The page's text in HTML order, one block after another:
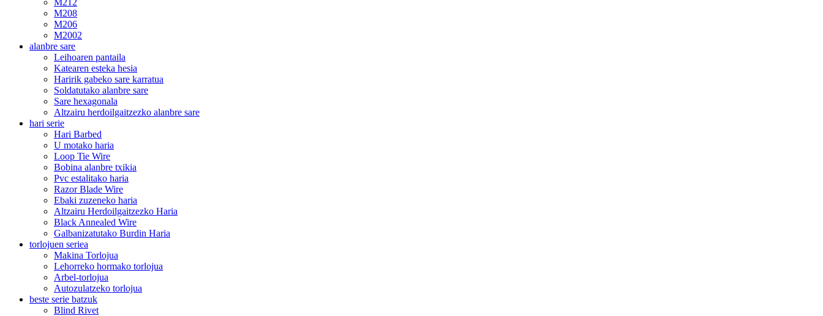
M208
M206
M2002
alanbre sare
Leihoaren pantaila
Katearen esteka hesia
Haririk gabeko sare karratua
Soldatutako alanbre sare
Sare hexagonala
Altzairu herdoilgaitzezko alanbre sare
hari serie
Hari Barbed
U motako haria
Loop Tie Wire
Bobina alanbre txikia
Pvc estalitako haria
Razor Blade Wire
Ebaki zuzeneko haria
Altzairu Herdoilgaitzezko Haria
Black Annealed Wire
Galbanizatutako Burdin Haria
torlojuen seriea
Makina Torlojua
Lehorreko hormako torlojua
Arbel-torlojua
Autozulatzeko torlojua
beste serie batzuk
Blind Rivet